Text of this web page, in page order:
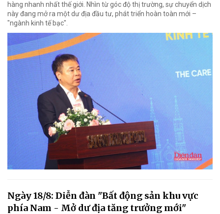
hàng nhanh nhất thế giới. Nhìn từ góc độ thị trường, sự chuyển dịch
này đang mở ra một dư địa đầu tư, phát triển hoàn toàn mới –
"ngành kinh tế bạc".
Ngày 18/8: Diễn đàn "Bất động sản khu vực
phía Nam - Mở dư địa tăng trưởng mới"